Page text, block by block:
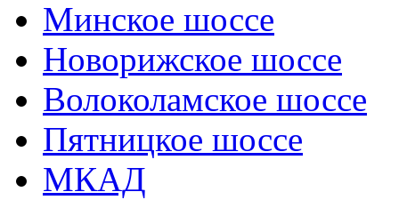
Минское шоссе
Новорижское шоссе
Волоколамское шоссе
Пятницкое шоссе
МКАД